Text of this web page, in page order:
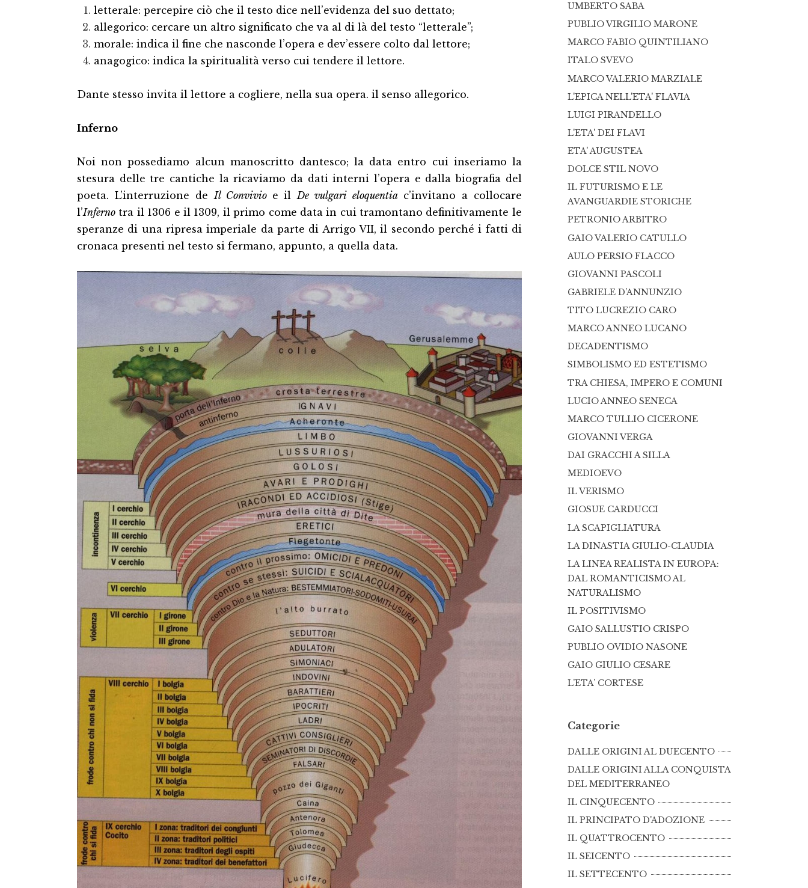
letterale: percepire ciò che il testo dice nell’evidenza del suo dettato;
allegorico: cercare un altro significato che va al di là del testo “letterale”;
morale: indica il fine che nasconde l’opera e dev’essere colto dal lettore;
anagogico: indica la spiritualità verso cui tendere il lettore.
Dante stesso invita il lettore a cogliere, nella sua opera. il senso allegorico.
Inferno
Noi non possediamo alcun manoscritto dantesco; la data entro cui inseriamo la
stesura delle tre cantiche la ricaviamo da dati interni l’opera e dalla biografia del
poeta. L’interruzione de Il Convivio e il De vulgari eloquentia c’invitano a collocare
l’Inferno tra il 1306 e il 1309, il primo come data in cui tramontano definitivamente le
speranze di una ripresa imperiale da parte di Arrigo VII, il secondo perché i fatti di
cronaca presenti nel testo si fermano, appunto, a quella data.
UMBERTO SABA
PUBLIO VIRGILIO MARONE
MARCO FABIO QUINTILIANO
ITALO SVEVO
MARCO VALERIO MARZIALE
L'EPICA NELL'ETA' FLAVIA
LUIGI PIRANDELLO
L'ETA' DEI FLAVI
ETA' AUGUSTEA
DOLCE STIL NOVO
IL FUTURISMO E LE
AVANGUARDIE STORICHE
PETRONIO ARBITRO
GAIO VALERIO CATULLO
AULO PERSIO FLACCO
GIOVANNI PASCOLI
GABRIELE D’ANNUNZIO
TITO LUCREZIO CARO
MARCO ANNEO LUCANO
DECADENTISMO
SIMBOLISMO ED ESTETISMO
TRA CHIESA, IMPERO E COMUNI
LUCIO ANNEO SENECA
MARCO TULLIO CICERONE
GIOVANNI VERGA
DAI GRACCHI A SILLA
MEDIOEVO
IL VERISMO
GIOSUE CARDUCCI
LA SCAPIGLIATURA
LA DINASTIA GIULIO-CLAUDIA
LA LINEA REALISTA IN EUROPA:
DAL ROMANTICISMO AL
NATURALISMO
IL POSITIVISMO
GAIO SALLUSTIO CRISPO
PUBLIO OVIDIO NASONE
GAIO GIULIO CESARE
L’ETA’ CORTESE
Categorie
DALLE ORIGINI AL DUECENTO
DALLE ORIGINI ALLA CONQUISTA
DEL MEDITERRANEO
IL CINQUECENTO
IL PRINCIPATO D'ADOZIONE
IL QUATTROCENTO
IL SEICENTO
IL SETTECENTO